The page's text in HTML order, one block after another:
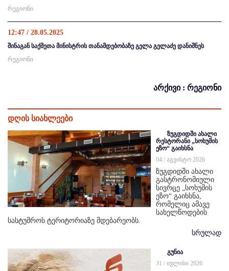
რეგიონი
12:47 / 28.05.2025
შინაგან საქმეთა მინისტრის თანამდებობაზე გელა გელაძე დანიშნეს
რეგიონი
არქივი : რეგიონი
დღის სიახლეები
ზუგდიდში ახალი
რესტორანი „სოხუმის
ეზო“ გაიხსნა
04 / აგვისტო 2026
ზუგდიდში ახალი
გასტრონომიული
სივრცე „სოხუმის
ეზო“ გაიხსნა,
რომელიც ამავე
სახელწოდების
სასტუმროს ტერიტორიაზე მდებარეობს.
სრულად
გუნია
31 / ივლისი 2026